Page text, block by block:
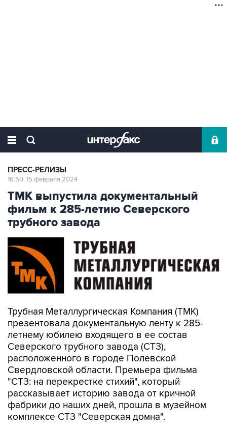
ПРЕСС-РЕЛИЗЫ
16:50, 15 февраля 2024
ТМК выпустила документальный
фильм к 285-летию Северского
трубного завода
Трубная Металлургическая Компания (ТМК)
презентовала документальную ленту к 285-
летнему юбилею входящего в ее состав
Северского трубного завода (СТЗ),
расположенного в городе Полевской
Свердловской области. Премьера фильма
"СТЗ: на перекрестке стихий", который
рассказывает историю завода от кричной
фабрики до наших дней, прошла в музейном
комплексе СТЗ "Северская домна".